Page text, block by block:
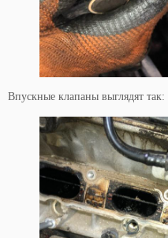
Впускные клапаны выглядят так: